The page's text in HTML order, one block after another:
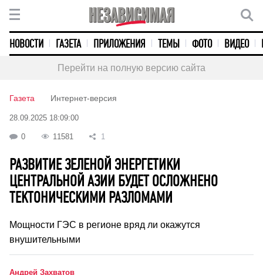
НОВОСТИ ГАЗЕТА ПРИЛОЖЕНИЯ ТЕМЫ ФОТО ВИДЕО
Перейти на полную версию сайта
Газета Интернет-версия
28.09.2025 18:09:00
0 11581 1
РАЗВИТИЕ ЗЕЛЕНОЙ ЭНЕРГЕТИКИ
ЦЕНТРАЛЬНОЙ АЗИИ БУДЕТ ОСЛОЖНЕНО
ТЕКТОНИЧЕСКИМИ РАЗЛОМАМИ
Мощности ГЭС в регионе вряд ли окажутся
внушительными
Андрей Захватов